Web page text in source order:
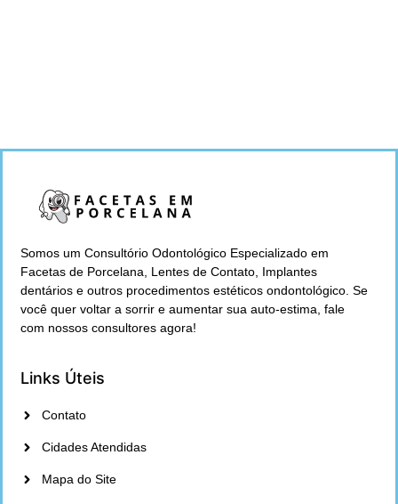
Somos um Consultório Odontológico Especializado em
Facetas de Porcelana, Lentes de Contato, Implantes
dentários e outros procedimentos estéticos ondontológico. Se
você quer voltar a sorrir e aumentar sua auto-estima, fale
com nossos consultores agora!
Links Úteis
Contato
Cidades Atendidas
Mapa do Site